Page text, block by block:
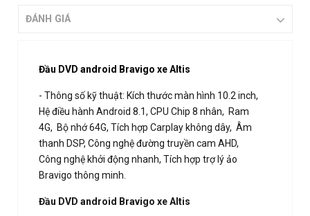
ĐÁNH GIÁ
Đầu DVD android Bravigo xe Altis
- Thông số kỹ thuật: Kích thước màn hình 10.2 inch,
Hệ điều hành Android 8.1, CPU Chip 8 nhân, Ram
4G, Bộ nhớ 64G, Tích hợp Carplay không dây, Âm
thanh DSP, Công nghệ đường truyền cam AHD,
Công nghệ khởi động nhanh, Tích hợp trợ lý ảo
Bravigo thông minh.
Đầu DVD android Bravigo xe Altis